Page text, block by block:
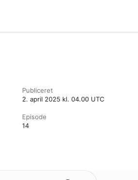
Publiceret
2. april 2025 kl. 04.00 UTC
Episode
14